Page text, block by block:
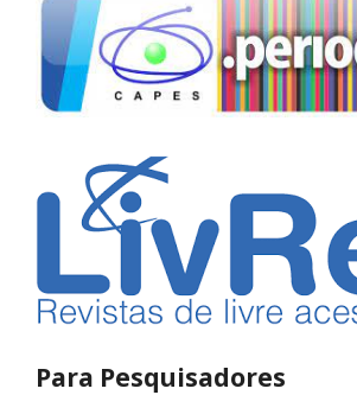
Para Pesquisadores